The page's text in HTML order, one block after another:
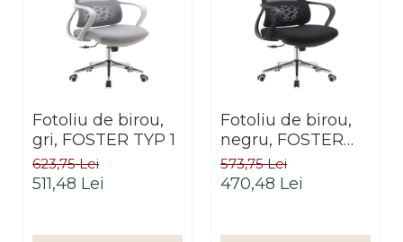
Fotoliu de birou,
gri, FOSTER TYP 1
623,75 Lei
511,48 Lei
Fotoliu de birou,
negru, FOSTER
TYP 1
573,75 Lei
470,48 Lei